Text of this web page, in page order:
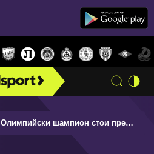
Олимпийски шампион стои пред Кирил Милов